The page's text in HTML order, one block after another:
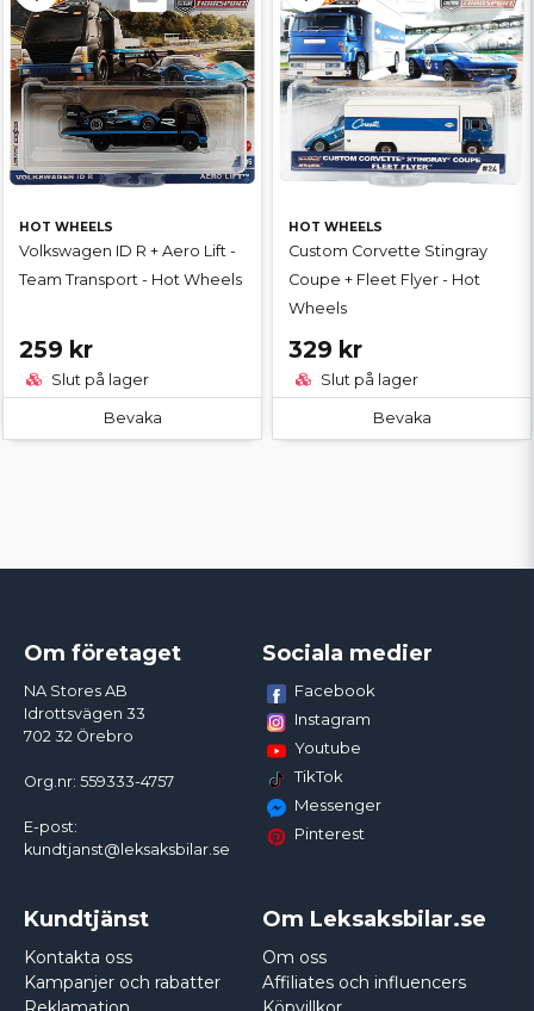
HOT WHEELS
Volkswagen ID R + Aero Lift -
Team Transport - Hot Wheels
259 kr
Slut på lager
Bevaka
HOT WHEELS
Custom Corvette Stingray
Coupe + Fleet Flyer - Hot
Wheels
329 kr
Slut på lager
Bevaka
Om företaget
NA Stores AB
Idrottsvägen 33
702 32 Örebro
Org.nr: 559333-4757
E-post:
kundtjanst@leksaksbilar.se
Sociala medier
Facebook
Instagram
Youtube
TikTok
Messenger
Pinterest
Kundtjänst
Kontakta oss
Kampanjer och rabatter
Om Leksaksbilar.se
Om oss
Affiliates och influencers